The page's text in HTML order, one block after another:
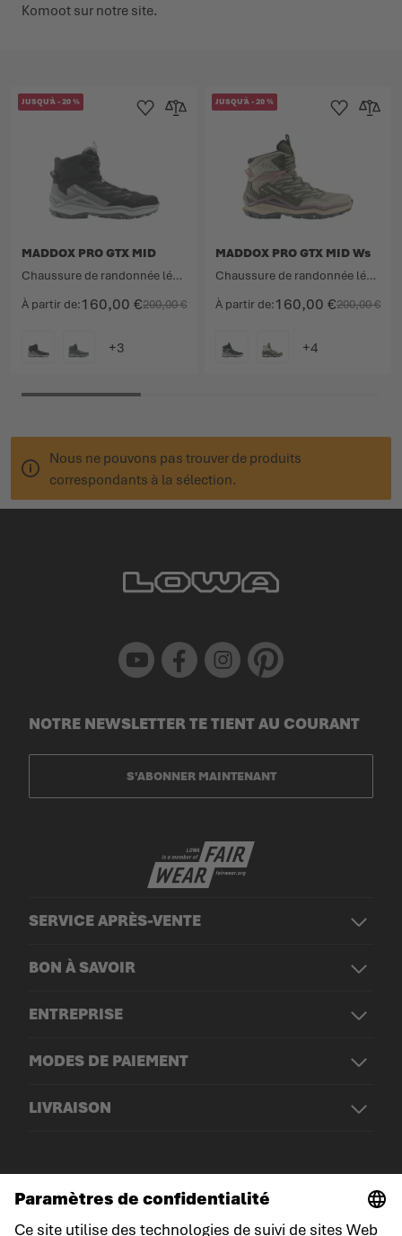
Komoot sur notre site.
JUSQU'À-20%
À partir de 160,00 €200,00 €
MADDOX PRO GTX MID
Chaussure de randonnée légère technique avec tige à coupe moyenne.
Ajouter à la liste d'achats
Ajouter au comparateur
JUSQU'À-20%
À partir de 160,00 €200,00 €
MADDOX PRO GTX MID Ws
Chaussure de randonnée légère technique avec tige à coupe moyenne.
Ajouter à la
Ajouter
Nous ne pouvons pas trouver de produits
correspondants à la sélection.
Youtube Facebook Instagram Pinterest
SERVICE APRÈS-VENTE
BON À SAVOIR
ENTREPRISE
MODES DE PAIEMENT
LIVRAISON
NOTRE NEWSLETTER TE TIENT AU COURANT
S'ABONNER MAINTENANT
© LOWA Sportschuhe GmbH